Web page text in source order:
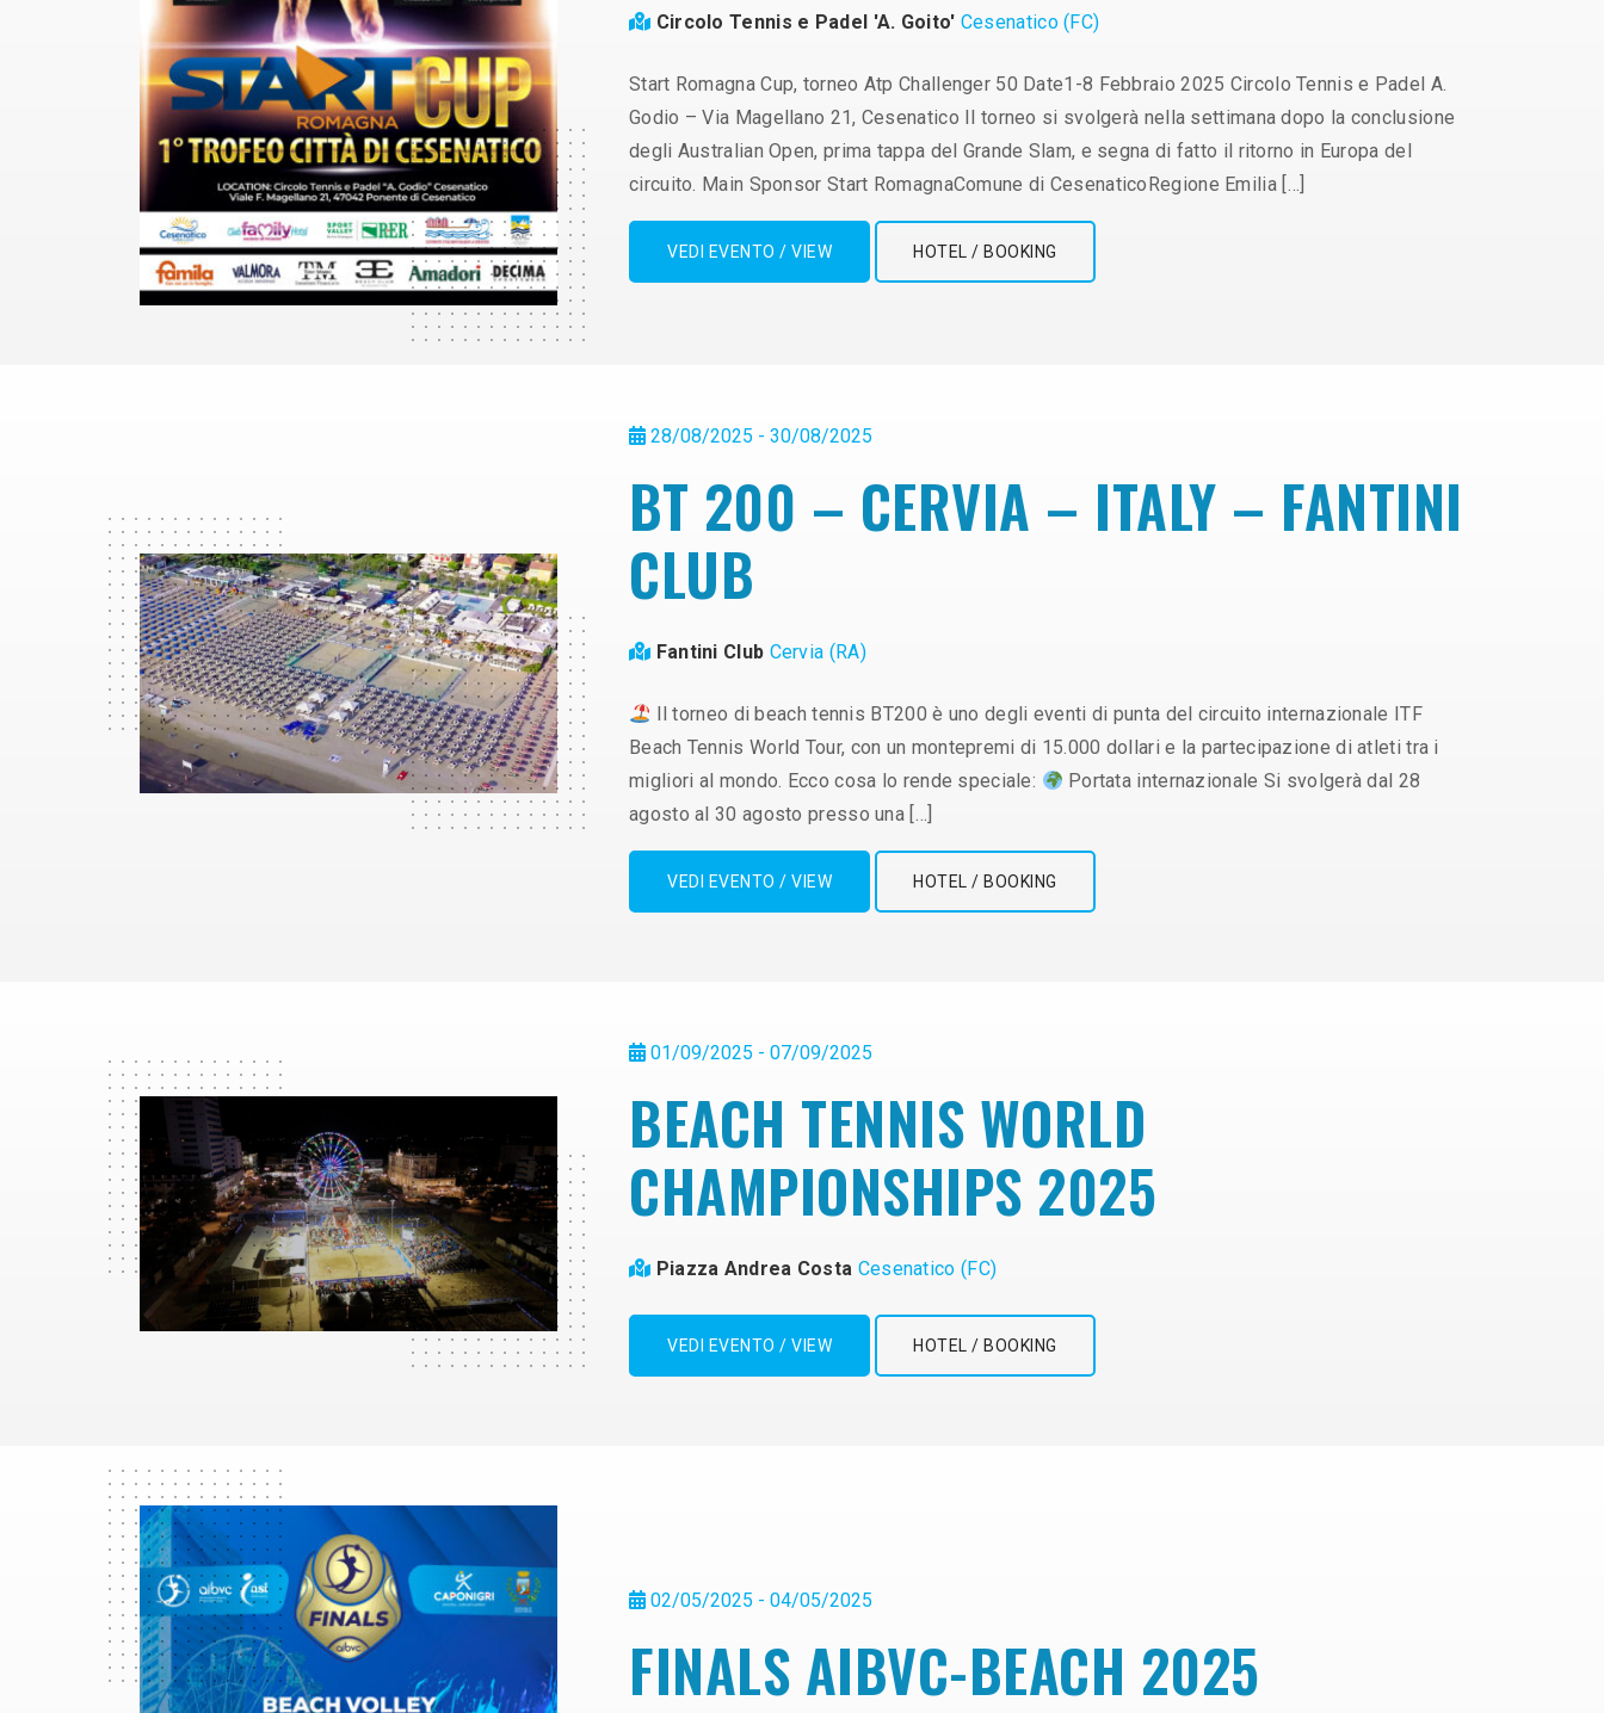
Circolo Tennis e Padel 'A. Goito' Cesenatico (FC)
Start Romagna Cup, torneo Atp Challenger 50 Date1-8 Febbraio 2025 Circolo Tennis e Padel A.
Godio – Via Magellano 21, Cesenatico Il torneo si svolgerà nella settimana dopo la conclusione
degli Australian Open, prima tappa del Grande Slam, e segna di fatto il ritorno in Europa del
circuito. Main Sponsor Start RomagnaComune di CesenaticoRegione Emilia […]
VEDI EVENTO / VIEW HOTEL / BOOKING
28/08/2025 - 30/08/2025
BT 200 – CERVIA – ITALY – FANTINI
CLUB
Fantini Club Cervia (RA)
Il torneo di beach tennis BT200 è uno degli eventi di punta del circuito internazionale ITF
Beach Tennis World Tour, con un montepremi di 15.000 dollari e la partecipazione di atleti tra i
migliori al mondo. Ecco cosa lo rende speciale:
Portata internazionale Si svolgerà dal 28
agosto al 30 agosto presso una […]
VEDI EVENTO / VIEW HOTEL / BOOKING
01/09/2025 - 07/09/2025
BEACH TENNIS WORLD
CHAMPIONSHIPS 2025
Piazza Andrea Costa Cesenatico (FC)
VEDI EVENTO / VIEW HOTEL / BOOKING
02/05/2025 - 04/05/2025
FINALS AIBVC-BEACH 2025